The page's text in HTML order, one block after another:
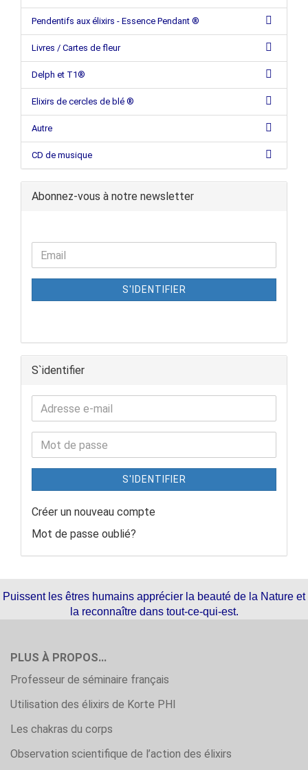
Pendentifs aux élixirs - Essence Pendant ®
Livres / Cartes de fleur
Delph et T1®
Elixirs de cercles de blé ®
Autre
CD de musique
Abonnez-vous à notre newsletter
S'IDENTIFIER
S`identifier
S'IDENTIFIER
Créer un nouveau compte
Mot de passe oublié?
Puissent les êtres humains apprécier la beauté de la Nature et
la reconnaître dans tout-ce-qui-est.
PLUS À PROPOS...
Professeur de séminaire français
Utilisation des élixirs de Korte PHI
Les chakras du corps
Observation scientifique de l’action des élixirs